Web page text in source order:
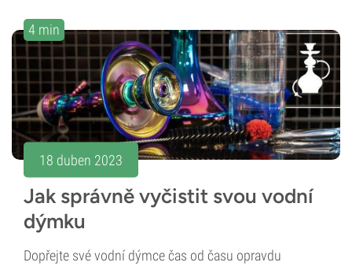
4 min
18 duben 2023
Jak správně vyčistit svou vodní
dýmku
Dopřejte své vodní dýmce čas od času opravdu